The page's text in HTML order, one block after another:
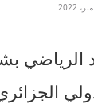
الرياضي